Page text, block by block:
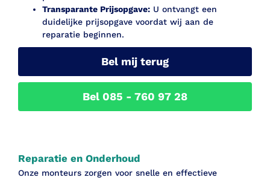
Transparante Prijsopgave: U ontvangt een
duidelijke prijsopgave voordat wij aan de
reparatie beginnen.
Bel mij terug
Bel 085 - 760 97 28
Reparatie en Onderhoud
Onze monteurs zorgen voor snelle en effectieve